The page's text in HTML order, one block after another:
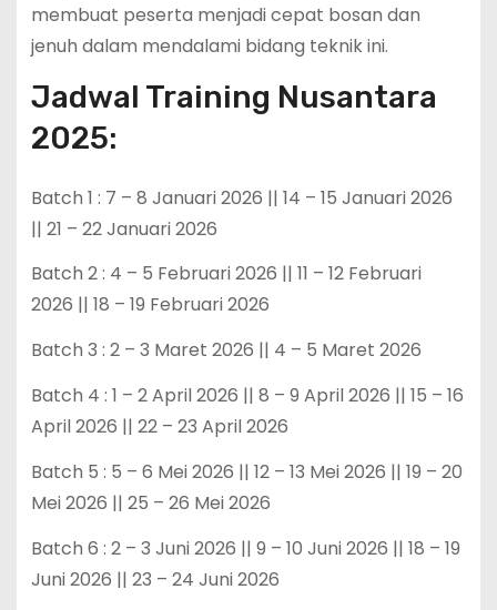
membuat peserta menjadi cepat bosan dan
jenuh dalam mendalami bidang teknik ini.
Jadwal Training Nusantara
2025:
Batch 1 : 7 – 8 Januari 2026 || 14 – 15 Januari 2026
|| 21 – 22 Januari 2026
Batch 2 : 4 – 5 Februari 2026 || 11 – 12 Februari
2026 || 18 – 19 Februari 2026
Batch 3 : 2 – 3 Maret 2026 || 4 – 5 Maret 2026
Batch 4 : 1 – 2 April 2026 || 8 – 9 April 2026 || 15 – 16
April 2026 || 22 – 23 April 2026
Batch 5 : 5 – 6 Mei 2026 || 12 – 13 Mei 2026 || 19 – 20
Mei 2026 || 25 – 26 Mei 2026
Batch 6 : 2 – 3 Juni 2026 || 9 – 10 Juni 2026 || 18 – 19
Juni 2026 || 23 – 24 Juni 2026